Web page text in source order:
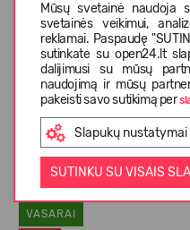
Mūsų svetainė naudoja
svetainės veikimui,
reklamai. Paspaudę
sutinkate su open24.lt
dalijimusi su mūsų
naudojimą ir mūsų
pakeisti savo sutikimą per
Slapukų nustatymai
SUTINKU SU VISAIS
APIE KEEN
KLIENTŲ ATSILIEPIMAI (0)
VASARAI